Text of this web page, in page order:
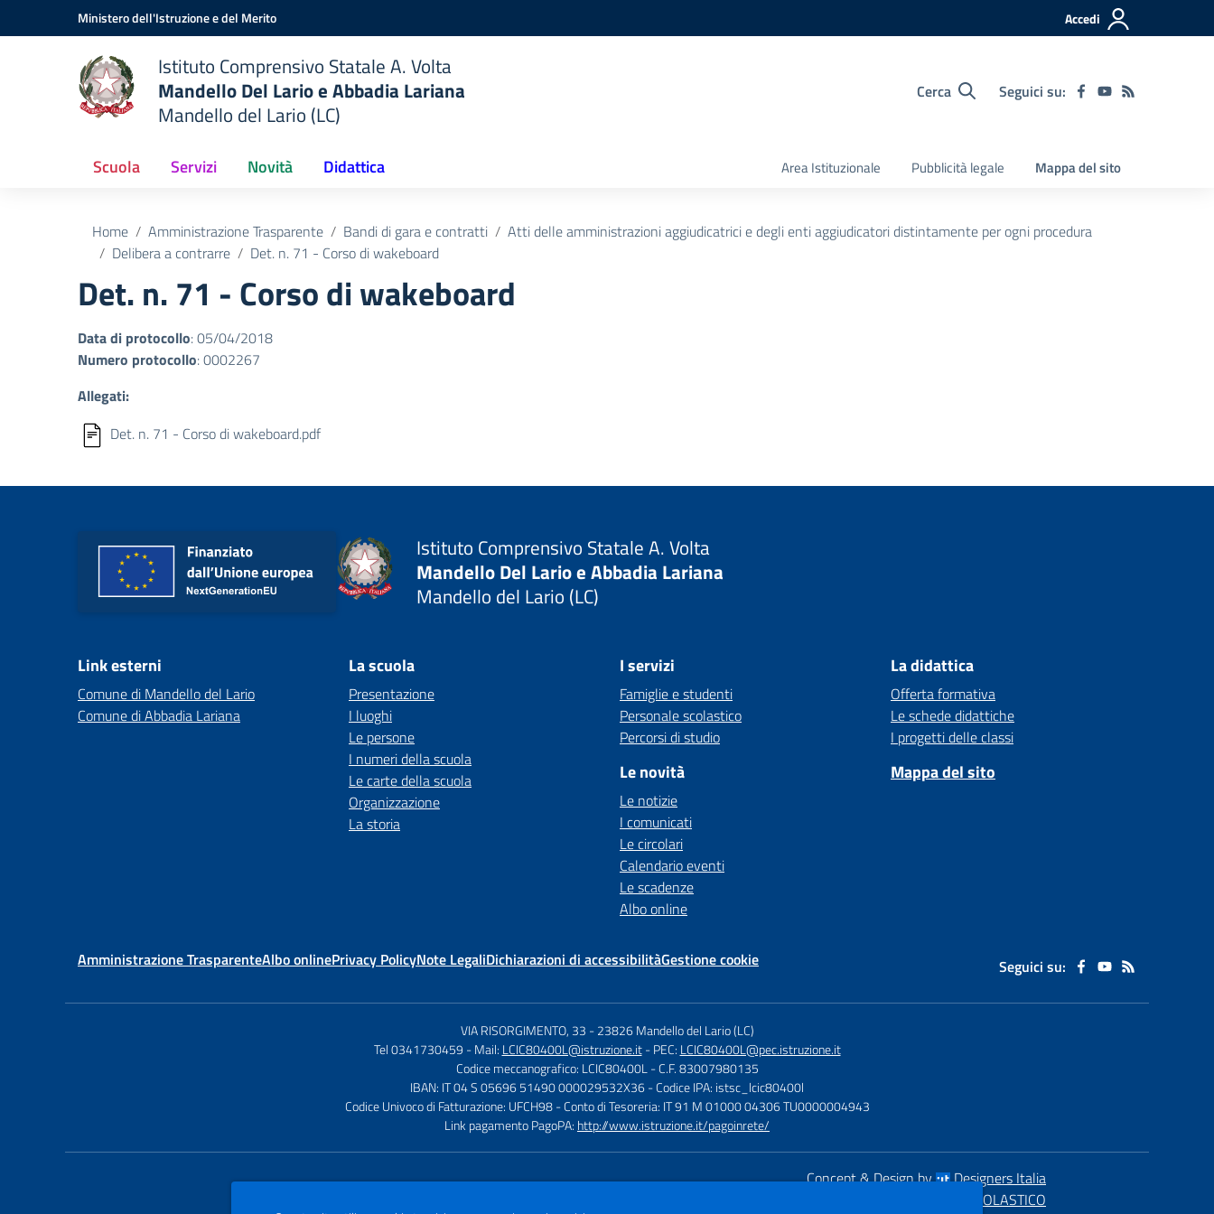
Vai ai contenuti
Vai al menu di navigazioneMinistero dell'Istruzione e del Merito Accedi
Istituto Comprensivo Statale A. Volta
Mandello Del Lario e Abbadia Lariana
Mandello del Lario (LC)
Cerca Seguici su:
Scuola Servizi Novità Didattica Area Istituzionale Pubblicità legale Mappa del sito
Home Amministrazione Trasparente Bandi di gara e contratti
Atti delle amministrazioni aggiudicatrici e degli enti aggiudicatori distintamente per ogni procedura
Delibera a contrarre
Det. n. 71 - Corso di wakeboard
Det. n. 71 - Corso di wakeboard
Data di protocollo: 05/04/2018
Numero protocollo: 0002267
Allegati:
Det. n. 71 - Corso di wakeboard.pdf
Istituto Comprensivo Statale A. Volta
Mandello Del Lario e Abbadia Lariana
Mandello del Lario (LC)
Link esterni
Comune di Mandello del Lario
Comune di Abbadia Lariana
La scuola
Presentazione
I luoghi
Le persone
I numeri della scuola
Le carte della scuola
Organizzazione
La storia
I servizi
Famiglie e studenti
Personale scolastico
Percorsi di studio
Le novità
Le notizie
I comunicati
Le circolari
Calendario eventi
Le scadenze
Albo online
La didattica
Offerta formativa
Le schede didattiche
I progetti delle classi
Mappa del sito
Amministrazione TrasparenteAlbo onlinePrivacy PolicyNote LegaliDichiarazioni di accessibilitàGestione cookie Seguici su:
VIA RISORGIMENTO, 33 -23826 Mandello del Lario (LC)
Tel 0341730459 - Mail: LCIC80400L@istruzione.it - PEC: LCIC80400L@pec.istruzione.it
Codice meccanografico: LCIC80400L - C.F. 83007980135
IBAN: IT 04 S 05696 51490 000029532X36- Codice IPA: istsc_lcic80400l
Codice Univoco di Fatturazione: UFCH98 - Conto di Tesoreria: IT 91 M 01000 04306 TU0000004943
Link pagamento PagoPA: http://www.istruzione.it/pagoinrete/
Concept & Design by
Designers Italia
SCUOLASTICO